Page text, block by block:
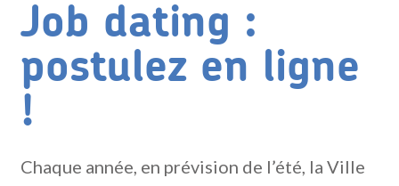
Job dating :
postulez en ligne
!
Chaque année, en prévision de l’été, la Ville